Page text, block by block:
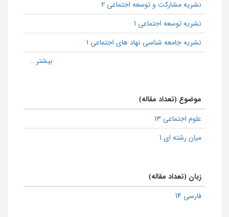
نشریه مشارکت و توسعه اجتماعی 2
نشریه توسعه اجتماعی 1
نشریه جامعه شناسی نهاد های اجتماعی 1
موضوع (تعداد مقاله)
علوم اجتماعی 13
میان رشته ای 1
زبان (تعداد مقاله)
فارسی 14